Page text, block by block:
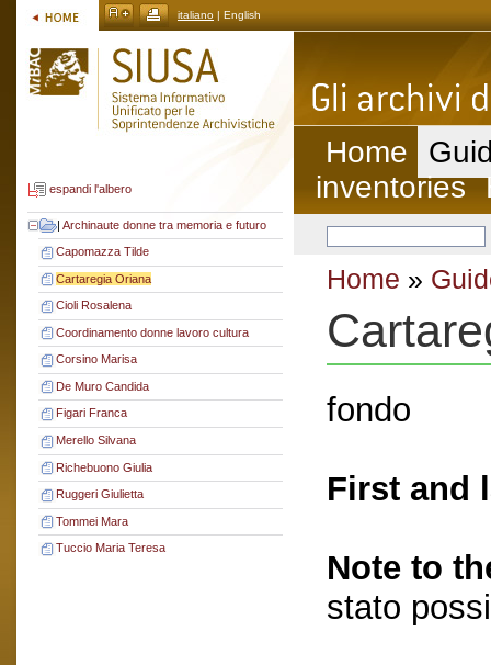
italiano | English
espandi l'albero
| Archinaute donne tra memoria e futuro
Capomazza Tilde
Cartaregia Oriana
Cioli Rosalena
Coordinamento donne lavoro cultura
Corsino Marisa
De Muro Candida
Figari Franca
Merello Silvana
Richebuono Giulia
Ruggeri Giulietta
Tommei Mara
Tuccio Maria Teresa
Home
inventories
Home »
fondo
First and
Note to
stato